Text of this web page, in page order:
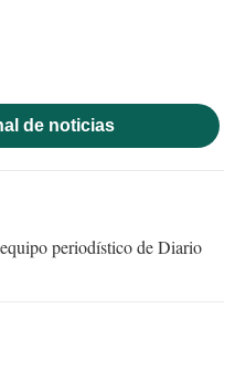
de noticias
periodístico de Diario